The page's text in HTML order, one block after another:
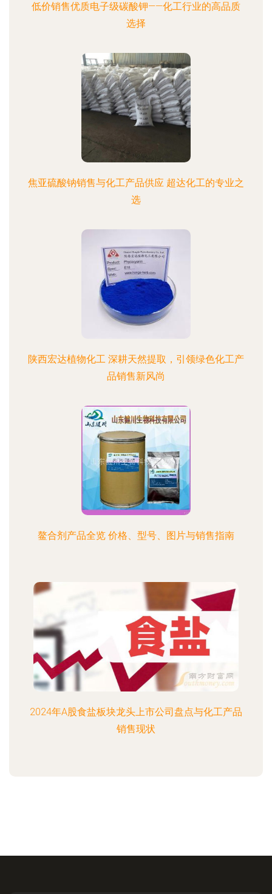
低价销售优质电子级碳酸钾——化工行业的高品质
选择
焦亚硫酸钠销售与化工产品供应 超达化工的专业之
选
陕西宏达植物化工 深耕天然提取，引领绿色化工产
品销售新风尚
鳌合剂产品全览 价格、型号、图片与销售指南
2024年A股食盐板块龙头上市公司盘点与化工产品
销售现状